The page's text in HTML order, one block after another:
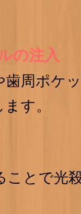
の注入
歯周ポケ
す。
ことで光